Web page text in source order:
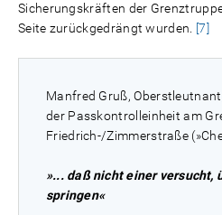
Sicherungskräften der
Seite zurückgedrängt wurden.
[7]
Manfred Gruß,
der Passkontrolleinheit am
Friedrich-/Zimmerstraße
»... daß nicht einer versucht,
springen«